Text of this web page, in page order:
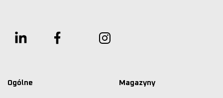
Ogólne Magazyny